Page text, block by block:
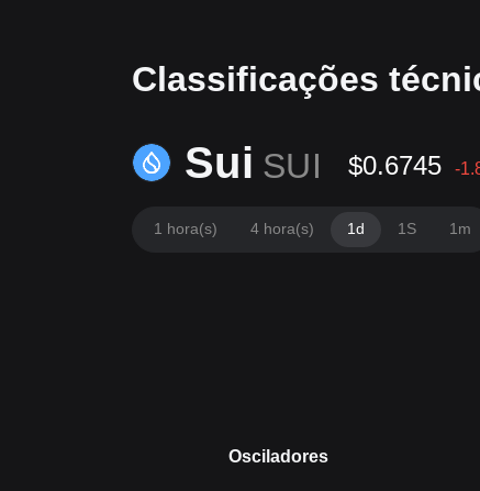
Classificações
Sui SUI $0.6745 -
1 hora(s) 4 hora(s) 1d 1S 1m
Osciladores